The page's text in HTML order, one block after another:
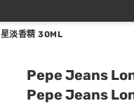
淡香精 30ML
Pepe Jeans
Pepe Jeans